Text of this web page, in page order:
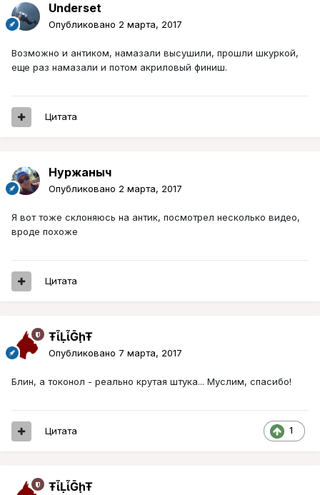
Underset
Опубликовано 2 марта, 2017
Возможно и антиком, намазали высушили, прошли шкуркой,
еще раз намазали и потом акриловый финиш.
Цитата
Нуржаныч
Опубликовано 2 марта, 2017
Я вот тоже склоняюсь на антик, посмотрел несколько видео,
вроде похоже
Цитата
ŦᾡἷḶἷḠḩŦ
Опубликовано 7 марта, 2017
Блин, а токонол - реально крутая штука... Муслим, спасибо!
1
Цитата
ŦᾡἷḶἷḠḩŦ